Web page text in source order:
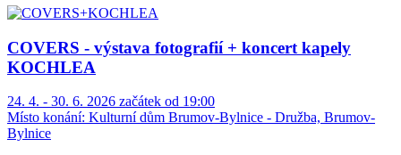
COVERS - výstava fotografií + koncert kapely
KOCHLEA
24. 4. - 30. 6. 2026 začátek od 19:00
Místo konání: Kulturní dům Brumov-Bylnice - Družba, Brumov-
Bylnice